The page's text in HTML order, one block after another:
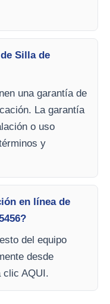
Silla de
una garantía de
La garantía
o uso
y
en línea de
del equipo
desde
clic AQUI.